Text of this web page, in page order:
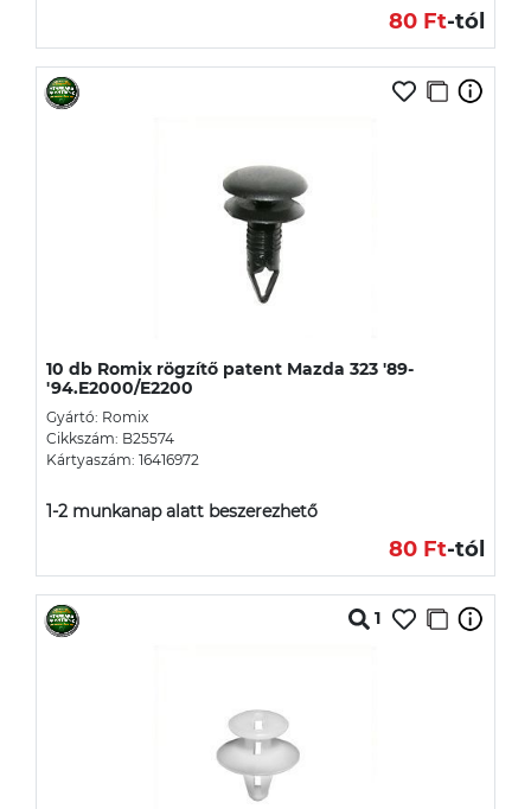
80 Ft-tól
10 db Romix rögzítő patent Mazda 323 '89-
'94.E2000/E2200
Gyártó: Romix
Cikkszám: B25574
Kártyaszám: 16416972
1-2 munkanap alatt beszerezhető
80 Ft-tól
1